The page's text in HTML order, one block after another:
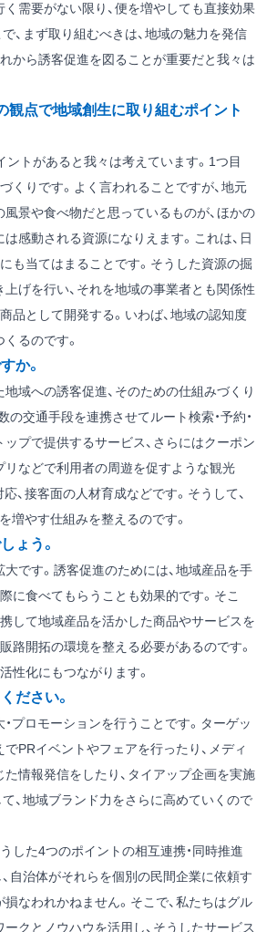
需要がない限り、便を増やしても直接効果
、まず取り組むべきは、地域の魅力を発信
から誘客促進を図ることが重要だと我々は
観点で地域創生に取り組むポイント
ントがあると我々は考えています。1つ目
くりです。よく言われることですが、地元
景や食べ物だと思っているものが、ほかの
感動される資源になりえます。これは、日
も当てはまることです。そうした資源の掘
上げを行い、それを地域の事業者とも関係性
品として開発する。いわば、地域の認知度
るのです。
か。
域への誘客促進、そのための仕組みづくり
の交通手段を連携させてルート検索・予約・
プで提供するサービス、さらにはクーポン
リなどで利用者の周遊を促すような観光
、接客面の人材育成などです。そうして、
増やす仕組みを整えるのです。
ょう。
です。誘客促進のためには、地域産品を手
に食べてもらうことも効果的です。そこ
して地域産品を活かした商品やサービスを
路開拓の環境を整える必要があるのです。
性化にもつながります。
ださい。
プロモーションを行うことです。ターゲッ
でPRイベントやフェアを行ったり、メディ
た情報発信をしたり、タイアップ企画を実施
て、地域ブランド力をさらに高めていくので
した4つのポイントの相互連携・同時推進
自治体がそれらを個別の民間企業に依頼す
なわれかねません。そこで、私たちはグル
クとノウハウを活用し、そうしたサービス